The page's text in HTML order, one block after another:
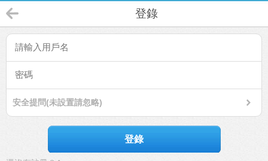
登錄
安全提問(未設置請忽略)
登錄